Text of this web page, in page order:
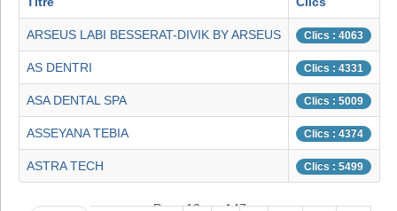
ARSEUS LABI BESSERAT-DIVIK BY ARSEUS Clics : 4063
AS DENTRI Clics : 4331
ASA DENTAL SPA Clics : 5009
ASSEYANA TEBIA Clics : 4374
ASTRA TECH Clics : 5499